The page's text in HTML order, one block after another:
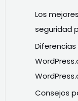
Los
seguridad
Consejos